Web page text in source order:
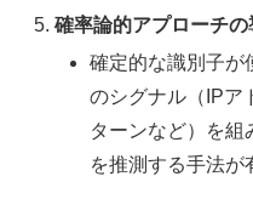
確率論的アプローチの
確定的な識別子が
のシグナル（IPア
ターンなど）を組
を推測する手法が